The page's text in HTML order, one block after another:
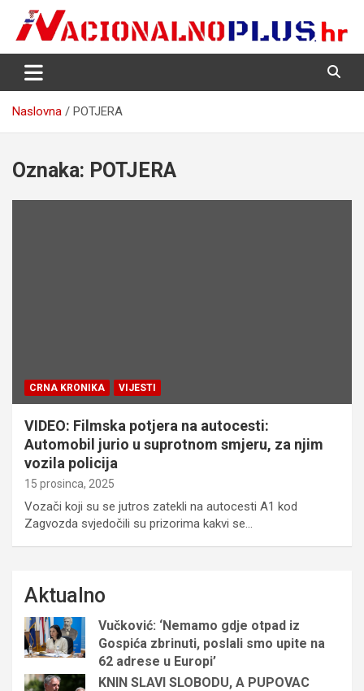
content
NacionalnoPlus.hr
Nacija želi znati više
Naslovna POTJERA
Oznaka: POTJERA
CRNA KRONIKA VIJESTI
VIDEO: Filmska potjera na autocesti:
Automobil jurio u suprotnom smjeru, za njim
vozila policija
15 prosinca, 2025
Vozači koji su se jutros zatekli na autocesti A1 kod
Zagvozda svjedočili su prizorima kakvi se…
Aktualno
Vučković: ‘Nemamo gdje otpad iz
Gospića zbrinuti, poslali smo upite na
62 adrese u Europi’
KNIN SLAVI SLOBODU, A PUPOVAC